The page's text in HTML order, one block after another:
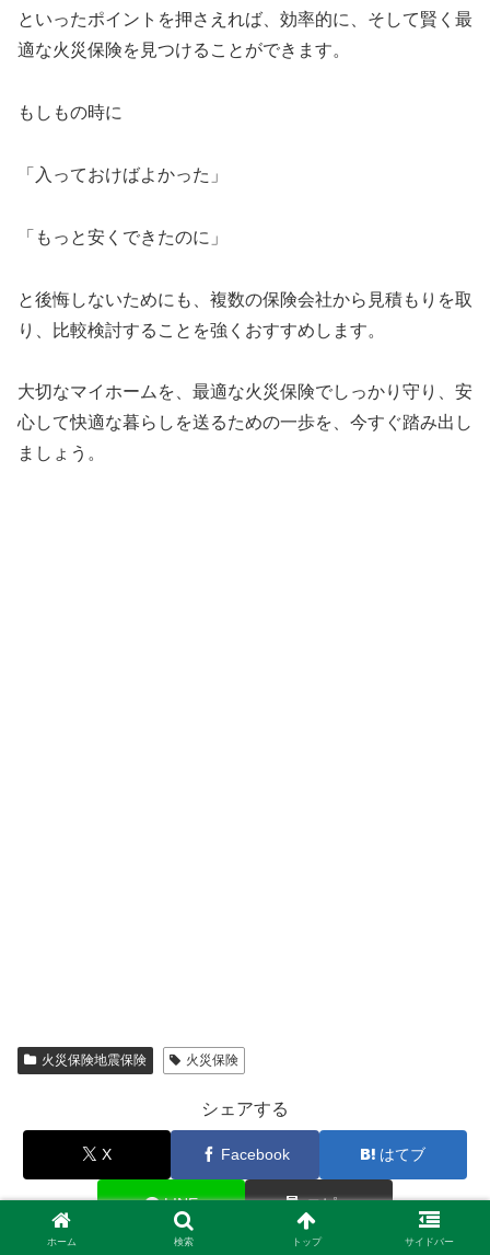
といったポイントを押さえれば、効率的に、そして賢く最
適な火災保険を見つけることができます。
もしもの時に
「入っておけばよかった」
「もっと安くできたのに」
と後悔しないためにも、複数の保険会社から見積もりを取
り、比較検討することを強くおすすめします。
大切なマイホームを、最適な火災保険でしっかり守り、安
心して快適な暮らしを送るための一歩を、今すぐ踏み出し
ましょう。
火災保険地震保険 火災保険
シェアする
X Facebook はてブ
LINE コピー
ホーム 検索 トップ サイドバー